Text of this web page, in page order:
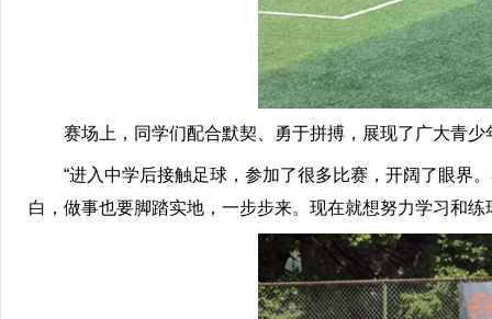
赛场上，同学们配合默契、勇于拼搏，展现了广大青少
“进入中学后接触足球，参加了很多比赛，开阔了眼界。
白，做事也要脚踏实地，一步步来。现在就想努力学习和